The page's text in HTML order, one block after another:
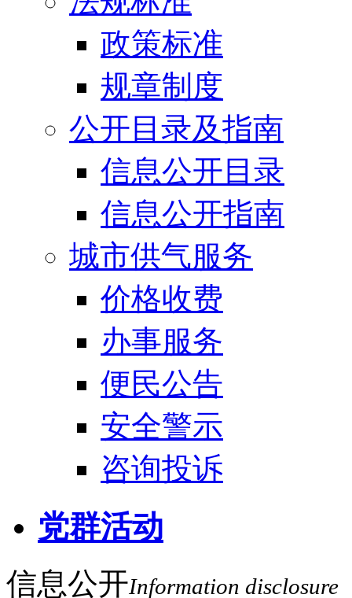
政策标准
规章制度
公开目录及指南
信息公开目录
信息公开指南
城市供气服务
价格收费
办事服务
便民公告
安全警示
咨询投诉
党群活动
信息公开Information disclosure